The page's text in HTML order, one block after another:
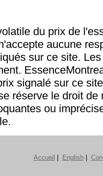
du prix de
aucune
sur ce site.
signalé sur ce
réserve le droit de
ou
Accueil English|